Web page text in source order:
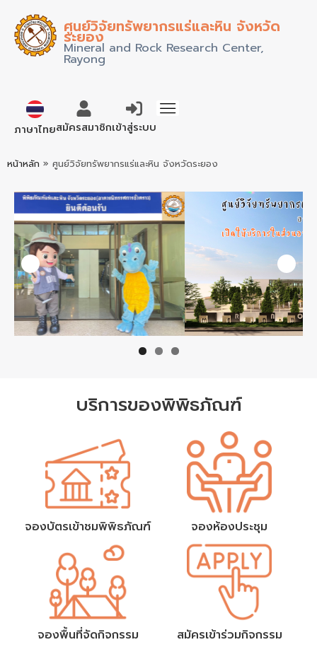
ศูนย์วิจัยทรัพยากรแร่และหิน จังหวัด
ระยอง
Mineral and Rock Research Center,
Rayong
ภาษาไทยEnglishสมัครสมาชิกเข้าสู่ระบบ
หน้าหลัก » ศูนย์วิจัยทรัพยากรแร่และหิน จังหวัดระยอง
บริการของพิพิธภัณฑ์
จองบัตรเข้าชมพิพิธภัณฑ์ จองห้องประชุม
จองพื้นที่จัดกิจกรรม สมัครเข้าร่วมกิจกรรม